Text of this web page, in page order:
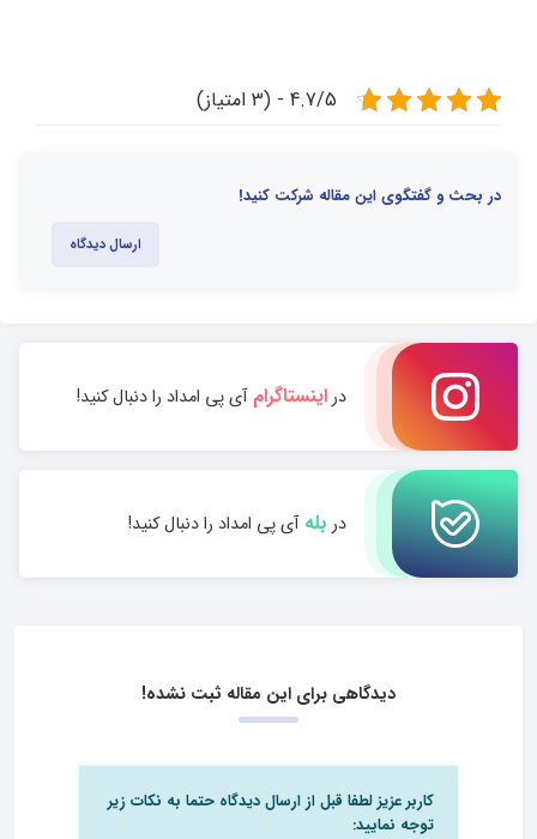
4.7/5 - (3 امتیاز)
در بحث و گفتگوی این مقاله شرکت کنید!
ارسال دیدگاه
دراینستاگرامآی پی امداد را دنبال کنید!
در بلهآی پی امداد را دنبال کنید!
دیدگاهی برای این مقاله ثبت نشده!
کاربر عزیز لطفا قبل از ارسال دیدگاه حتما به نکات زیر
توجه نمایید: